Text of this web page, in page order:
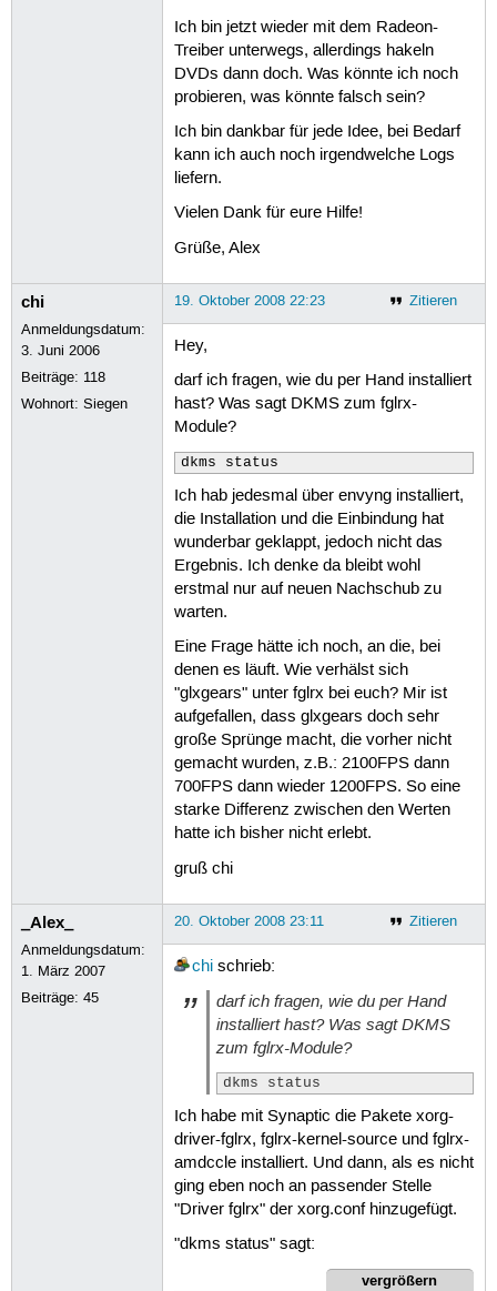
Ich bin jetzt wieder mit dem Radeon-
Treiber unterwegs, allerdings hakeln
DVDs dann doch. Was könnte ich noch
probieren, was könnte falsch sein?
Ich bin dankbar für jede Idee, bei Bedarf
kann ich auch noch irgendwelche Logs
liefern.
Vielen Dank für eure Hilfe!
Grüße, Alex
chi
Anmeldungsdatum:
3. Juni 2006
Beiträge: 118
Wohnort: Siegen
Zitieren
19. Oktober 2008 22:23
Hey,
darf ich fragen, wie du per Hand installiert
hast? Was sagt DKMS zum fglrx-
Module?
dkms status
Ich hab jedesmal über envyng installiert,
die Installation und die Einbindung hat
wunderbar geklappt, jedoch nicht das
Ergebnis. Ich denke da bleibt wohl
erstmal nur auf neuen Nachschub zu
warten.
Eine Frage hätte ich noch, an die, bei
denen es läuft. Wie verhälst sich
"glxgears" unter fglrx bei euch? Mir ist
aufgefallen, dass glxgears doch sehr
große Sprünge macht, die vorher nicht
gemacht wurden, z.B.: 2100FPS dann
700FPS dann wieder 1200FPS. So eine
starke Differenz zwischen den Werten
hatte ich bisher nicht erlebt.
gruß chi
_Alex_
Anmeldungsdatum:
1. März 2007
Beiträge:45
Zitieren
20. Oktober 2008 23:11
chischrieb:
darf ich fragen, wie du per Hand
installiert hast? Was sagt DKMS
zum fglrx-Module?
dkms status
Ich habe mit Synaptic die Pakete xorg-
driver-fglrx, fglrx-kernel-source und fglrx-
amdccle installiert. Und dann, als es nicht
ging eben noch an passender Stelle
"Driver fglrx" der xorg.conf hinzugefügt.
"dkms status" sagt:
vergrößern